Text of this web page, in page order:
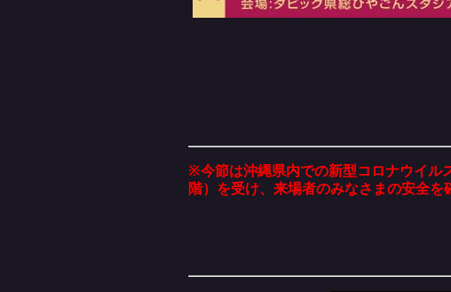
※今節は沖縄県内での新型コロナウイル
階）を受け、来場者のみなさまの安全を